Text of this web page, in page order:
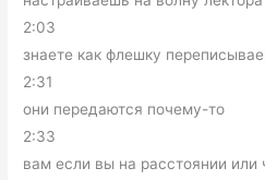
2:03
знаете как флешку
2:31
они передаются почему-то
2:33
вам если вы на расстоянии или